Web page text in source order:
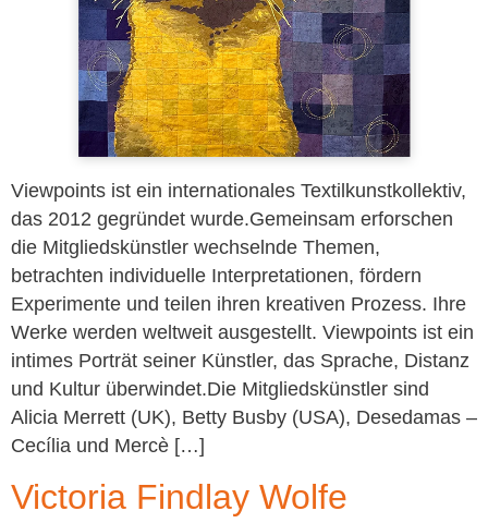
Viewpoints ist ein internationales Textilkunstkollektiv,
das 2012 gegründet wurde.Gemeinsam erforschen
die Mitgliedskünstler wechselnde Themen,
betrachten individuelle Interpretationen, fördern
Experimente und teilen ihren kreativen Prozess. Ihre
Werke werden weltweit ausgestellt. Viewpoints ist ein
intimes Porträt seiner Künstler, das Sprache, Distanz
und Kultur überwindet.Die Mitgliedskünstler sind
Alicia Merrett (UK), Betty Busby (USA), Desedamas –
Cecília und Mercè […]
Victoria Findlay Wolfe